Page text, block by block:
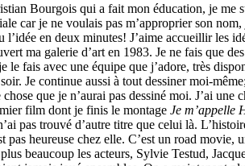
Bourgois qui a fait mon éducation, je me
car je ne voulais pas m’approprier son
l’idée en deux minutes! J’aime accueillir les
ma galerie d’art en 1983. Je ne fais que
le fais avec une équipe que j’adore, très
Je continue aussi à tout dessiner moi-
que je n’aurai pas dessiné moi. J’ai une
film dont je finis le montage Je m’appelle
pas trouvé d’autre titre que celui là.
pas heureuse chez elle. C’est un road movie,
beaucoup les acteurs, Sylvie Testud,